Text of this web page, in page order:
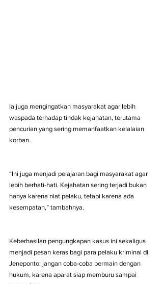
Ia juga mengingatkan masyarakat agar lebih
waspada terhadap tindak kejahatan, terutama
pencurian yang sering memanfaatkan kelalaian
korban.
“Ini juga menjadi pelajaran bagi masyarakat agar
lebih berhati-hati. Kejahatan sering terjadi bukan
hanya karena niat pelaku, tetapi karena ada
kesempatan,” tambahnya.
Keberhasilan pengungkapan kasus ini sekaligus
menjadi pesan keras bagi para pelaku kriminal di
Jeneponto: jangan coba-coba bermain dengan
hukum, karena aparat siap memburu sampai